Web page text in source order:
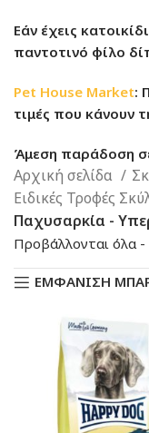
Εάν έχεις
παντοτινό φίλο
Pet House Market:
τιμές που κάνουν
Άμεση παράδοση
Αρχική σελίδα
Ειδικές Τροφές
Παχυσαρκία -
Προβάλλονται όλα
ΕΜΦΑΝΙΣΗ